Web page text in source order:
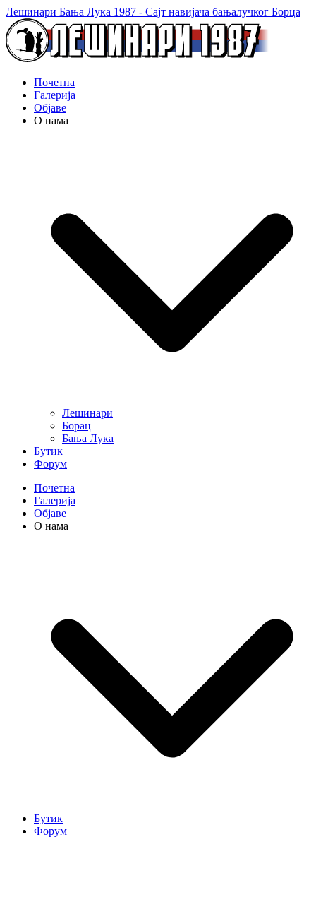
Лешинари Бања Лука 1987 - Сајт навијача бањалучког Борца
Почетна
Галерија
Објаве
О нама
Лешинари
Борац
Бања Лука
Бутик
Форум
Почетна
Галерија
Објаве
О нама
Бутик
Форум